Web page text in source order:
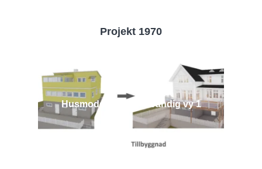
Projekt 1970
Husmodell 1970 - Utvändig vy 1